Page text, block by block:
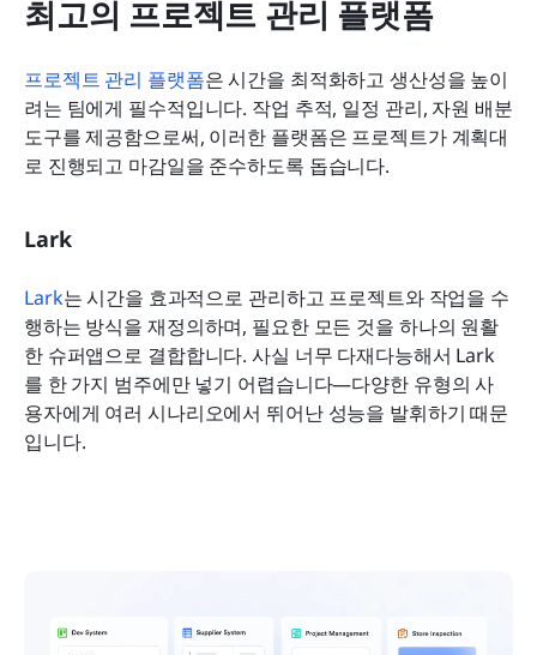
최고의 프로젝트 관리 플랫폼
프로젝트 관리 플랫폼은 시간을 최적화하고 생산성을 높이
려는 팀에게 필수적입니다. 작업 추적, 일정 관리, 자원 배분
도구를 제공함으로써, 이러한 플랫폼은 프로젝트가 계획대
로 진행되고 마감일을 준수하도록 돕습니다.
Lark
Lark는 시간을 효과적으로 관리하고 프로젝트와 작업을 수
행하는 방식을 재정의하며, 필요한 모든 것을 하나의 원활
한 슈퍼앱으로 결합합니다. 사실 너무 다재다능해서 Lark
를 한 가지 범주에만 넣기 어렵습니다—다양한 유형의 사
용자에게 여러 시나리오에서 뛰어난 성능을 발휘하기 때문
입니다.